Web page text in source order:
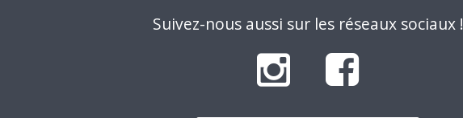
Suivez-nous aussi sur les réseaux sociaux !